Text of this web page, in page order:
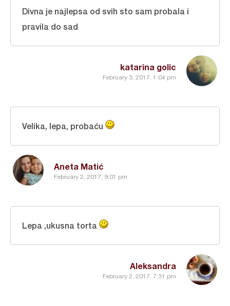
katarina golic
February 3, 2017, 1:04 pm
Divna je najlepsa od svih sto sam probala i
pravila do sad
Aneta Matić
February 2, 2017, 9:01 pm
Velika, lepa, probaću
Aleksandra
February 2, 2017, 7:31 pm
Lepa ,ukusna torta